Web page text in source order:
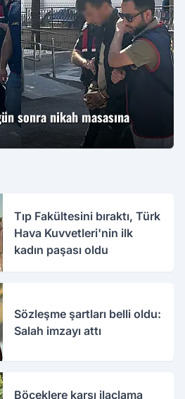
sonra nikah masasına
Tıp Fakültesini bıraktı, Türk
Hava Kuvvetleri'nin ilk
kadın paşası oldu
Sözleşme şartları belli oldu:
Salah imzayı attı
Böceklere karşı ilaçlama